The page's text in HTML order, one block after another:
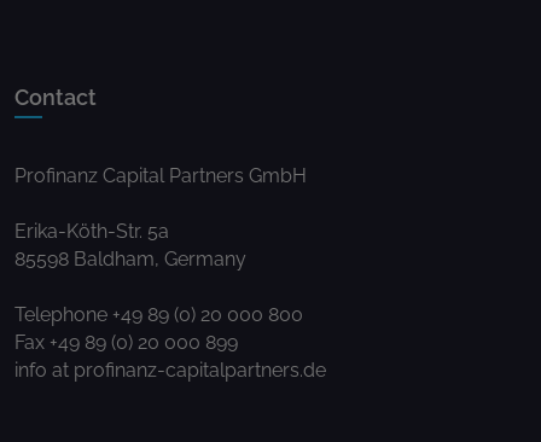
Contact
Profinanz Capital Partners GmbH
Erika-Köth-Str. 5a
85598 Baldham, Germany
Telephone +49 89 (0) 20 000 800
Fax +49 89 (0) 20 000 899
info at profinanz-capitalpartners.de